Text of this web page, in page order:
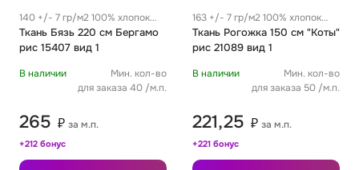
140 +/- 7 гр/м2 100% хлопок
0.25 м
Ткань Бязь 220 см Бергамо
рис 15407 вид 1
В наличии
Мин. кол-во
для заказа 40 /м.п.
265 ₽ за м.п.
+212 бонус
163 +/- 7 гр/м2 100% хлопок
0.25 м
Ткань Рогожка 150 см "Коты"
рис 21089 вид 1
В наличии
Мин. кол-во
для заказа 50 /м.п.
221,25 ₽ за м.п.
+221 бонус